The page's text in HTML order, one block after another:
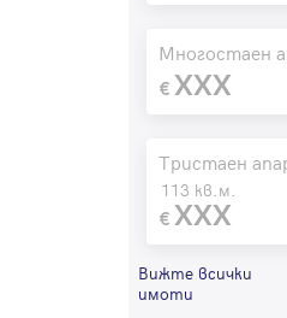
Многостаен
XXX
Тристаен
113 кв.м.
XXX
Вижте всички
имоти